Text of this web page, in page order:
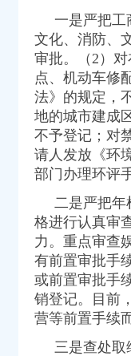
权）
)
增资）
权）
一是严把工
文化、消防、
审批。（2）
点、机动车修
法》的规定，
地的城市建成
不予登记；对
请人发放《环
部门办理环评
二是严把年
格进行认真审
力。重点审查
有前置审批手
或前置审批手
销登记。目前
营等前置手续
三是查处取